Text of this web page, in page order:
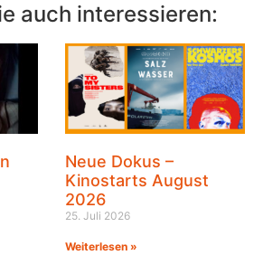
auch interessieren:
Neue Dokus –
Kinostarts August
2026
25. Juli 2026
Weiterlesen »